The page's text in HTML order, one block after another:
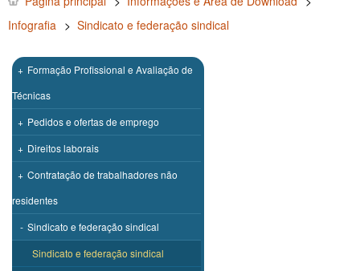
Infografia > Sindicato e federação sindical
+ Formação Profissional e Avaliação de
Técnicas
+ Pedidos e ofertas de emprego
+ Direitos laborais
+ Contratação de trabalhadores não
residentes
- Sindicato e federação sindical
Sindicato e federação sindical